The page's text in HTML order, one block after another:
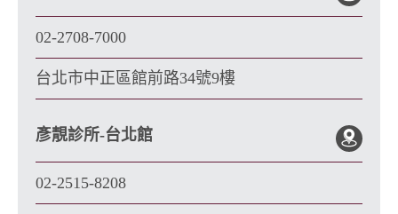
02-2708-7000
台北市中正區館前路34號9樓
彥靚診所-台北館
02-2515-8208